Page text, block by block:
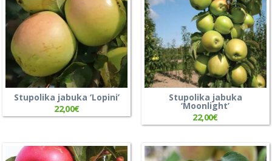
Stupolika jabuka ‘Lopini’
22,00€
Stupolika jabuka
‘Moonlight’
22,00€